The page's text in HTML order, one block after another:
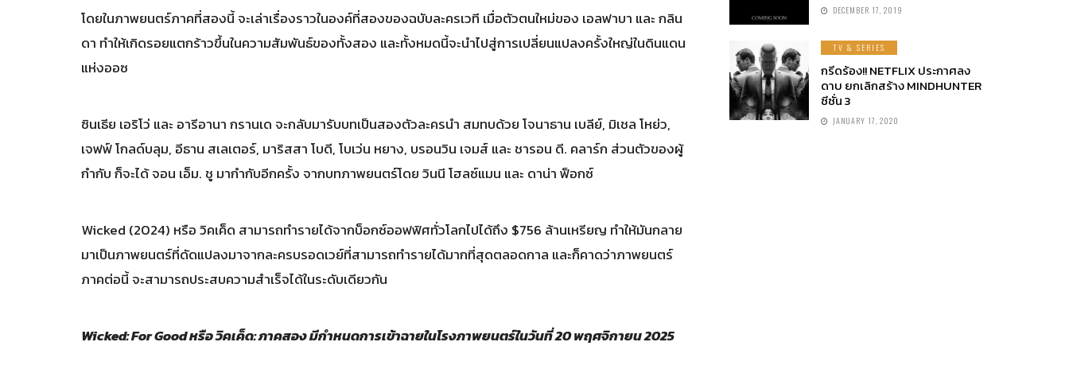
โดยในภาพยนตร์ภาคที่สองนี้ จะเล่าเรื่องราวในองค์ที่สองของฉบับละครเวที เมื่อตัวตนใหม่ของ เอลฟาบา และ กลิน
ดา ทำให้เกิดรอยแตกร้าวขึ้นในความสัมพันธ์ของทั้งสอง และทั้งหมดนี้จะนำไปสู่การเปลี่ยนแปลงครั้งใหญ่ในดินแดน
แห่งออซ
ซินเธีย เอริโว่ และ อารีอานา กรานเด จะกลับมารับบทเป็นสองตัวละครนำ สมทบด้วย โจนาธาน เบลีย์, มิเชล โหย่ว,
เจฟฟ์ โกลด์บลุม, อีธาน สเลเตอร์, มาริสสา โบดี, โบเว่น หยาง, บรอนวิน เจมส์ และ ชารอน ดี. คลาร์ก ส่วนตัวของผู้
กำกับ ก็จะได้ จอน เอ็ม. ชู มากำกับอีกครั้ง จากบทภาพยนตร์โดย วินนี โฮลซ์แมน และ ดาน่า ฟ็อกซ์
Wicked (2024) หรือ วิคเค็ด สามารถทำรายได้จากบ็อกซ์ออฟฟิศทั่วโลกไปได้ถึง $756 ล้านเหรียญ ทำให้มันกลาย
มาเป็นภาพยนตร์ที่ดัดแปลงมาจากละครบรอดเวย์ที่สามารถทำรายได้มากที่สุดตลอดกาล และก็คาดว่าภาพยนตร์
ภาคต่อนี้ จะสามารถประสบความสำเร็จได้ในระดับเดียวกัน
Wicked: For Good หรือ วิคเค็ด: ภาคสอง มีกำหนดการเข้าฉายในโรงภาพยนตร์ในวันที่ ​20 พฤศจิกายน 2025
DECEMBER 17, 2019
TV & SERIES
กรีดร้อง!! NETFLIX ประกาศลง
ดาบ ยกเลิกสร้าง MINDHUNTER
ซีซั่น 3
JANUARY 17, 2020